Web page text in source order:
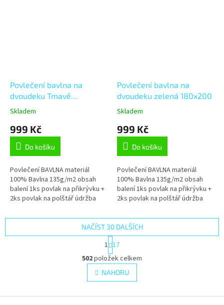
Povlečení bavlna na
dvoudeku Tmavě
modrá,Zlatá 180x200
Skladem
999 Kč
Do košíku
Povlečení BAVLNA materiál
100% Bavlna 135g/m2 obsah
balení 1ks povlak na přikrývku +
2ks povlak na polštář údržba
postup doporučujeme prát...
Povlečení bavlna na
dvoudeku zelená 180x200
Skladem
999 Kč
Do košíku
Povlečení BAVLNA materiál
100% Bavlna 135g/m2 obsah
balení 1ks povlak na přikrývku +
2ks povlak na polštář údržba
postup doporučujeme prát...
O
v
l
á
NAČÍST 30 DALŠÍCH
t
r
á
n
k
v
1 17
502položek celkem
NAHORU